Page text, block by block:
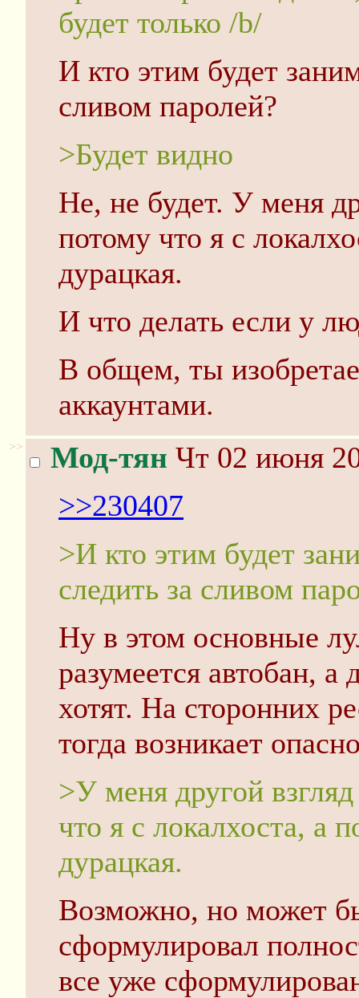
будет только /b/
И кто этим будет
сливом паролей?
>Будет видно
Не, не будет. У меня
потому что я с
дурацкая.
И что делать если у
В общем, ты
аккаунтами.
>> Мод-тян Чт 02 июня
>>230407
>И кто этим будет
следить за сливом
Ну в этом основные
разумеется автобан, а
хотят. На сторонних
тогда возникает
>У меня другой
что я с локалхоста, а
дурацкая.
Возможно, но может
сформулировал
все уже